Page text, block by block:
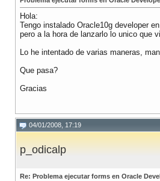
Hola:
Tengo instalado Oracle10g developer
pero a la hora de lanzarlo lo unico que
Lo he intentado de varias maneras,
Que pasa?
Gracias
04/01/2008, 17:19
p_odicalp
Re: Problema ejecutar forms en Oracle